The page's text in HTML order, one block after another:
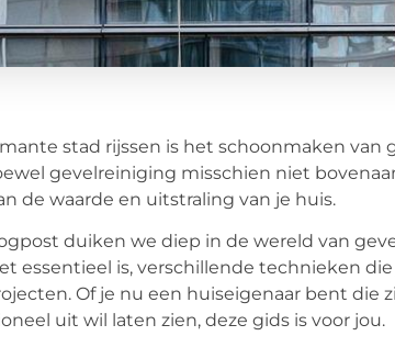
stad rijssen is het schoonmaken van
gevelreiniging misschien niet
de waarde en uitstraling van je huis.
duiken we diep in de wereld van
essentieel is, verschillende technieken
Of je nu een huiseigenaar bent die
uit wil laten zien, deze gids is voor jou.